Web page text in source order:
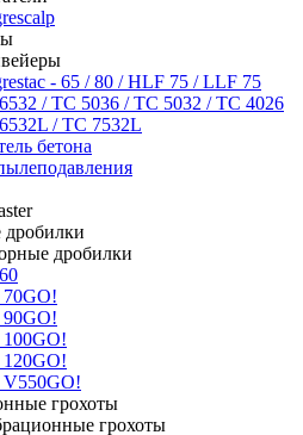
- 65 / 80 / HLF 75 / LLF 75
/ TC 5036 / TC 5032 / TC 4026
/ TC 7532L
бетона
дробилки
дробилки
грохоты
грохоты